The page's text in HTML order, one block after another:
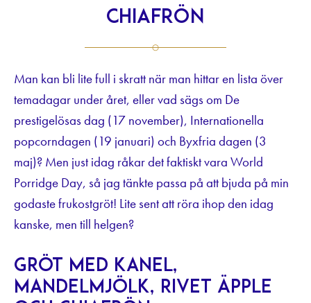
chiafrön
Man kan bli lite full i skratt när man hittar en lista över
temadagar under året, eller vad sägs om De
prestigelösas dag (17 november), Internationella
popcorndagen (19 januari) och Byxfria dagen (3
maj)? Men just idag råkar det faktiskt vara World
Porridge Day, så jag tänkte passa på att bjuda på min
godaste frukostgröt! Lite sent att röra ihop den idag
kanske, men till helgen?
Gröt med kanel,
mandelmjölk, rivet äpple